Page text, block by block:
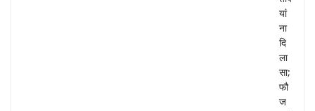
यां
ना
दि
ला
सा;
फौ
ज